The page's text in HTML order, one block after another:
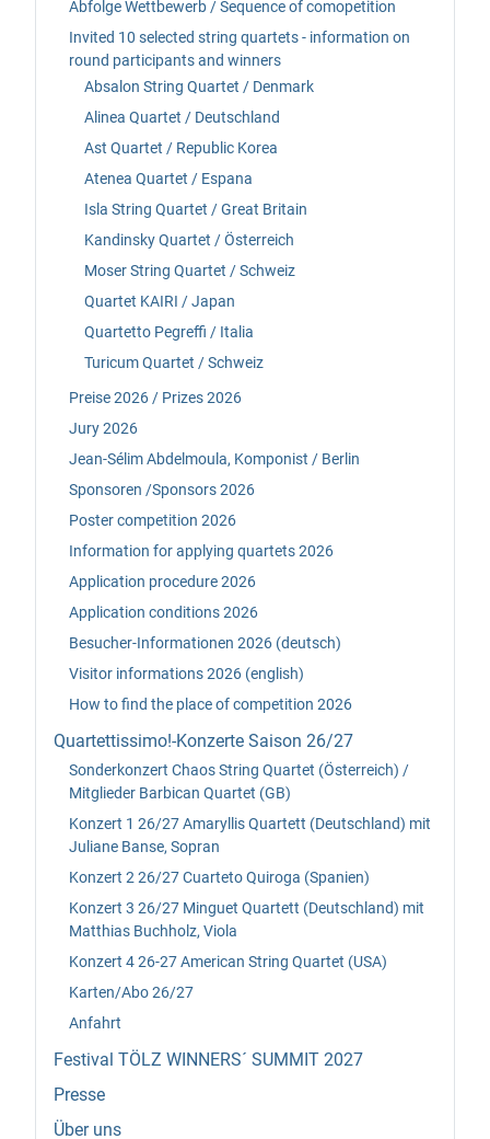
Abfolge Wettbewerb / Sequence of comopetition
Invited 10 selected string quartets - information on
round participants and winners
Absalon String Quartet / Denmark
Alinea Quartet / Deutschland
Ast Quartet / Republic Korea
Atenea Quartet / Espana
Isla String Quartet / Great Britain
Kandinsky Quartet / Österreich
Moser String Quartet / Schweiz
Quartet KAIRI / Japan
Quartetto Pegreffi / Italia
Turicum Quartet / Schweiz
Preise 2026 / Prizes 2026
Jury 2026
Jean-Sélim Abdelmoula, Komponist / Berlin
Sponsoren /Sponsors 2026
Poster competition 2026
Information for applying quartets 2026
Application procedure 2026
Application conditions 2026
Besucher-Informationen 2026 (deutsch)
Visitor informations 2026 (english)
How to find the place of competition 2026
Quartettissimo!-Konzerte Saison 26/27
Sonderkonzert Chaos String Quartet (Österreich) /
Mitglieder Barbican Quartet (GB)
Konzert 1 26/27 Amaryllis Quartett (Deutschland) mit
Juliane Banse, Sopran
Konzert 2 26/27 Cuarteto Quiroga (Spanien)
Konzert 3 26/27 Minguet Quartett (Deutschland) mit
Matthias Buchholz, Viola
Konzert 4 26-27 American String Quartet (USA)
Karten/Abo 26/27
Anfahrt
Festival TÖLZ WINNERS´ SUMMIT 2027
Presse
Über uns